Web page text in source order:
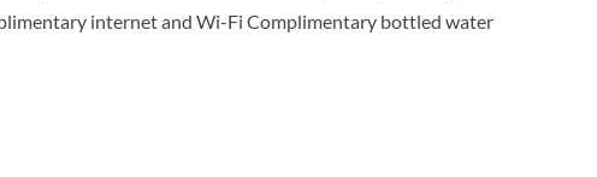
internet and Wi-Fi Complimentary bottled water